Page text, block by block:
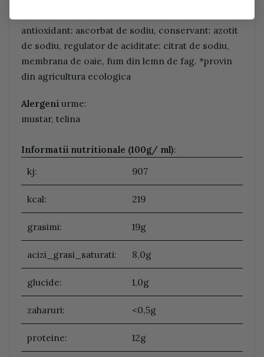
antioxidant: ascorbat de sodiu, conservant: azotit
de sodiu, regulator de aciditate: citrat de sodiu,
membrana de oaie, fum din lemn de fag. *provin
din agricultura ecologica
Alergeni urme:
mustar, telina
Informatii nutritionale (100g/ ml):
kj:
907
kcal: 219
grasimi: 19g
acizi_grasi_saturati: 8,0g
glucide: 1,0g
zaharuri: <0,5g
proteine: 12g